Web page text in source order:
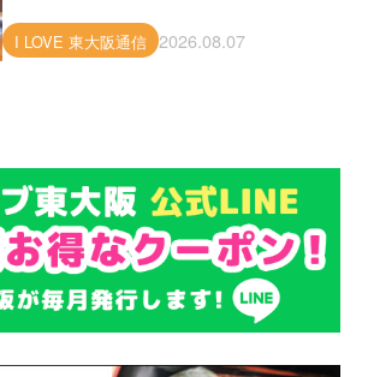
I LOVE 東大阪通信 2026.08.07